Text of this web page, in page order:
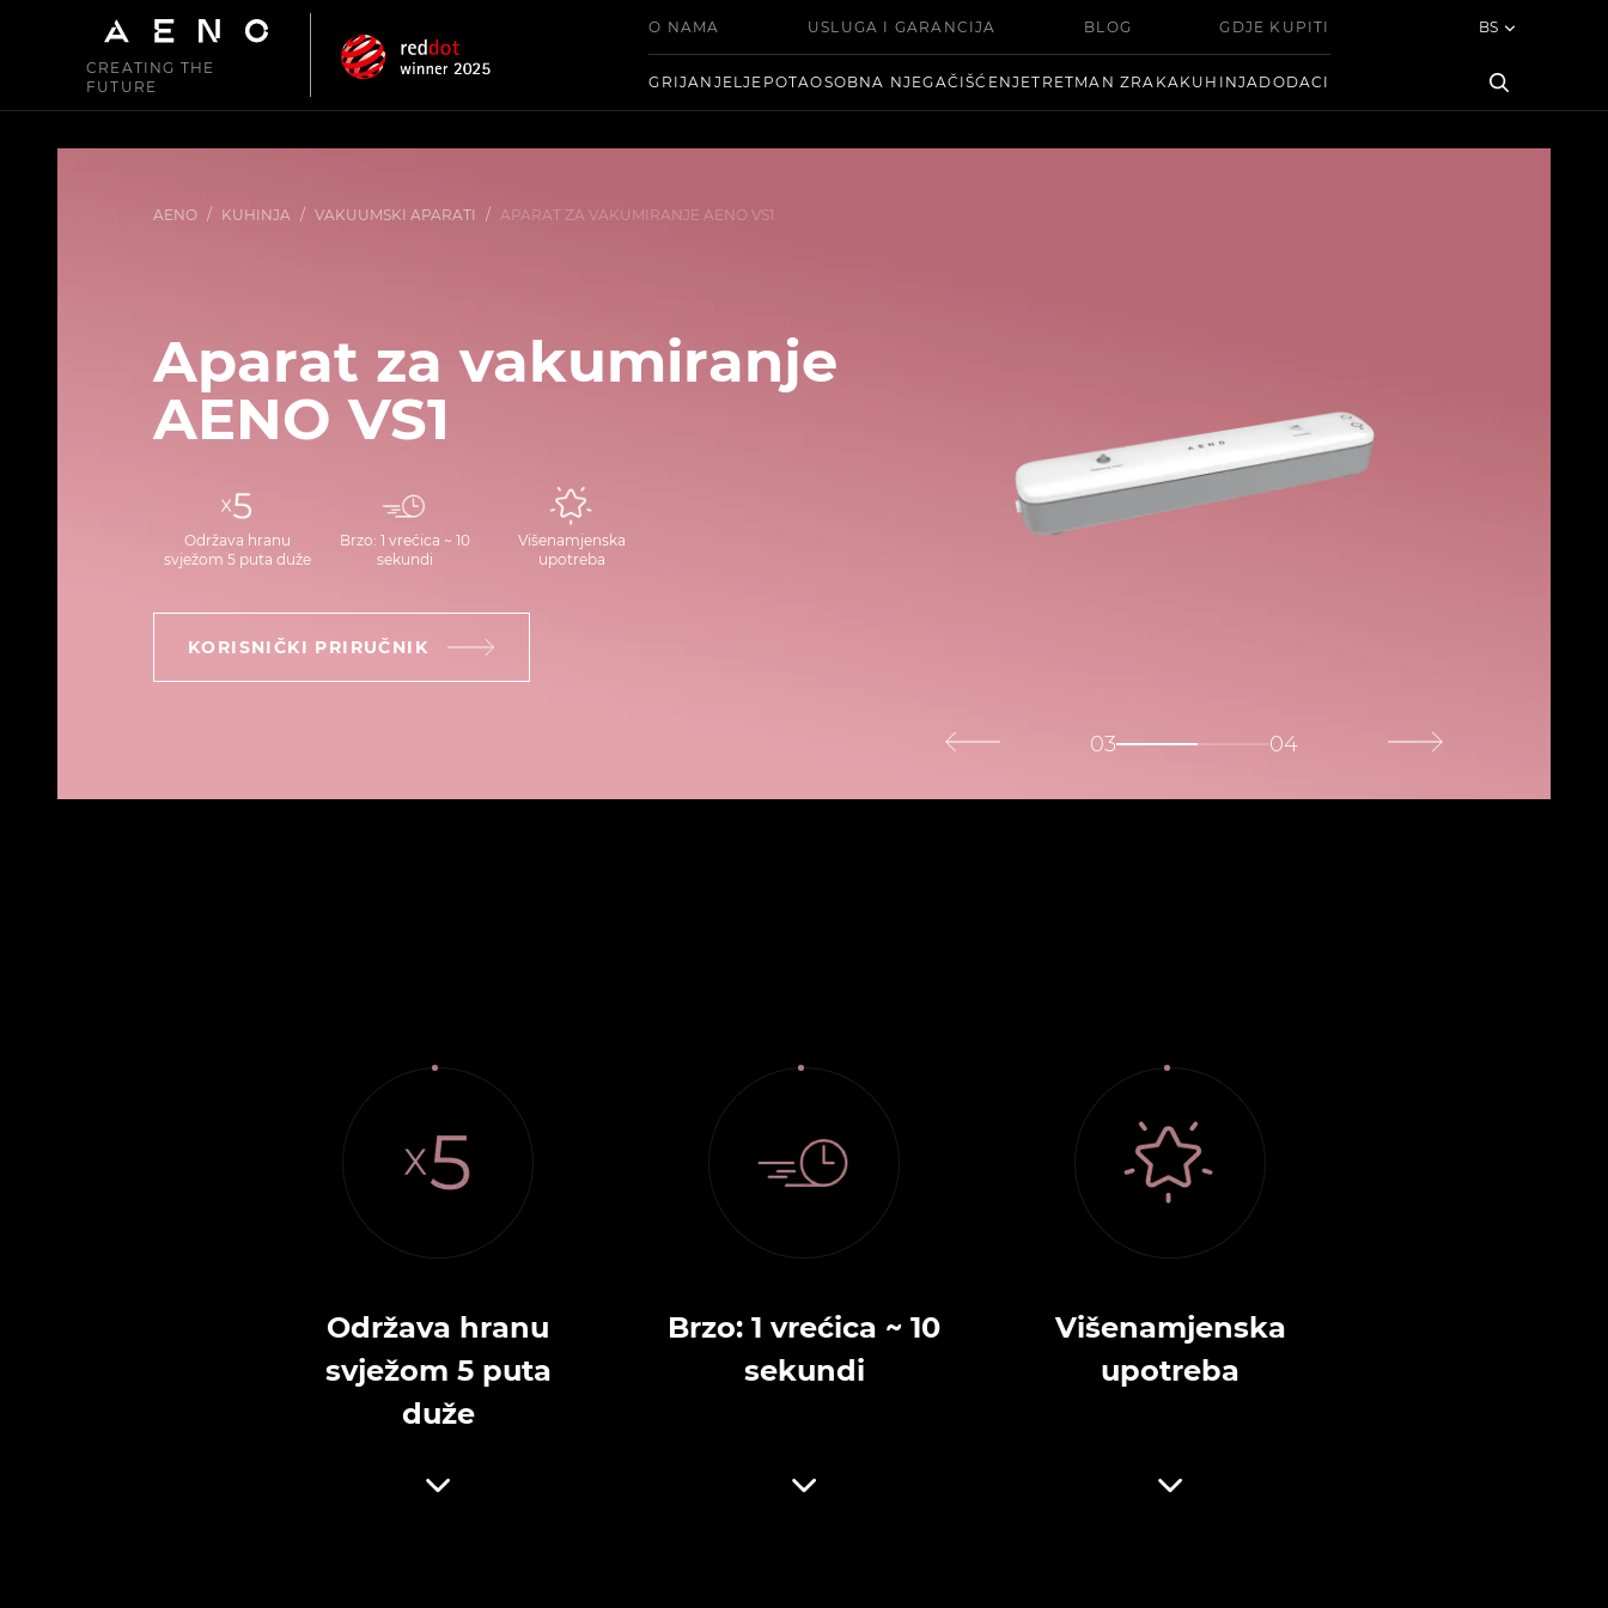
CREATING THE
FUTURE
O NAMA USLUGA I GARANCIJA BLOG GDJE KUPITI
GRIJANJELJEPOTAOSOBNA NJEGAČIŠĆENJETRETMAN ZRAKAKUHINJADODACI
BS
AENO / KUHINJA / VAKUUMSKI APARATI / APARAT ZA VAKUMIRANJE AENO VS1
Aparat za vakumiranje
AENO VS1
Održava hranu
svježom 5 puta duže
Brzo: 1 vrećica ~ 10
sekundi
Višenamjenska
upotreba
KORISNIČKI PRIRUČNIK
03 04
Održava hranu
svježom 5 puta
duže
Brzo: 1 vrećica ~ 10
sekundi
Višenamjenska
upotreba